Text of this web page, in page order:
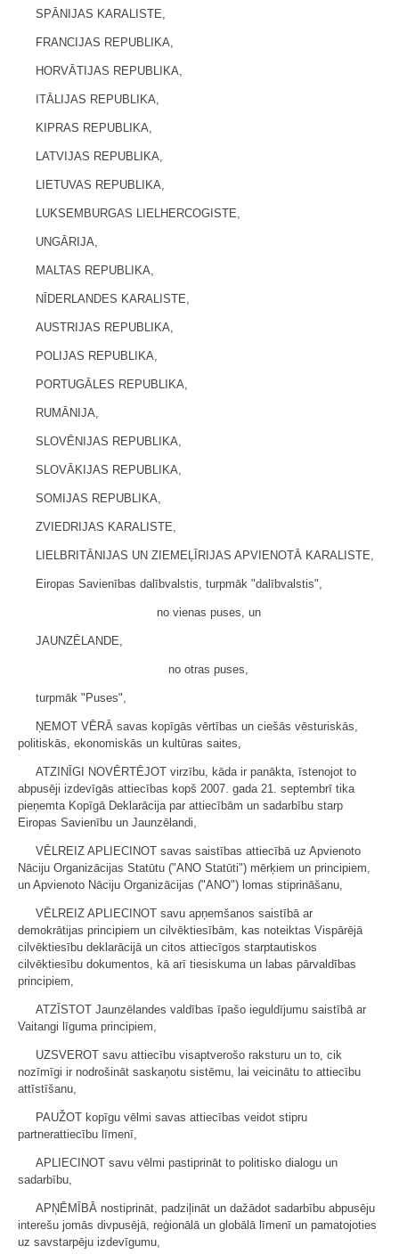
SPĀNIJAS KARALISTE,
FRANCIJAS REPUBLIKA,
HORVĀTIJAS REPUBLIKA,
ITĀLIJAS REPUBLIKA,
KIPRAS REPUBLIKA,
LATVIJAS REPUBLIKA,
LIETUVAS REPUBLIKA,
LUKSEMBURGAS LIELHERCOGISTE,
UNGĀRIJA,
MALTAS REPUBLIKA,
NĪDERLANDES KARALISTE,
AUSTRIJAS REPUBLIKA,
POLIJAS REPUBLIKA,
PORTUGĀLES REPUBLIKA,
RUMĀNIJA,
SLOVĒNIJAS REPUBLIKA,
SLOVĀKIJAS REPUBLIKA,
SOMIJAS REPUBLIKA,
ZVIEDRIJAS KARALISTE,
LIELBRITĀNIJAS UN ZIEMEĻĪRIJAS APVIENOTĀ KARALISTE,
Eiropas Savienības dalībvalstis, turpmāk "dalībvalstis",
no vienas puses, un
JAUNZĒLANDE,
no otras puses,
turpmāk "Puses",
ŅEMOT VĒRĀ savas kopīgās vērtības un ciešās vēsturiskās,
politiskās, ekonomiskās un kultūras saites,
ATZINĪGI NOVĒRTĒJOT virzību, kāda ir panākta, īstenojot to
abpusēji izdevīgās attiecības kopš 2007. gada 21. septembrī tika
pieņemta Kopīgā Deklarācija par attiecībām un sadarbību starp
Eiropas Savienību un Jaunzēlandi,
VĒLREIZ APLIECINOT savas saistības attiecībā uz Apvienoto
Nāciju Organizācijas Statūtu ("ANO Statūti") mērķiem un principiem,
un Apvienoto Nāciju Organizācijas ("ANO") lomas stiprināšanu,
VĒLREIZ APLIECINOT savu apņemšanos saistībā ar
demokrātijas principiem un cilvēktiesībām, kas noteiktas Vispārējā
cilvēktiesību deklarācijā un citos attiecīgos starptautiskos
cilvēktiesību dokumentos, kā arī tiesiskuma un labas pārvaldības
principiem,
ATZĪSTOT Jaunzēlandes valdības īpašo ieguldījumu saistībā ar
Vaitangi līguma principiem,
UZSVEROT savu attiecību visaptverošo raksturu un to, cik
nozīmīgi ir nodrošināt saskaņotu sistēmu, lai veicinātu to attiecību
attīstīšanu,
PAUŽOT kopīgu vēlmi savas attiecības veidot stipru
partnerattiecību līmenī,
APLIECINOT savu vēlmi pastiprināt to politisko dialogu un
sadarbību,
APŅĒMĪBĀ nostiprināt, padziļināt un dažādot sadarbību abpusēju
interešu jomās divpusējā, reģionālā un globālā līmenī un pamatojoties
uz savstarpēju izdevīgumu,